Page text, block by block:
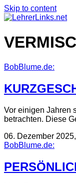
Skip to content
BobBlume.de:
Vor einigen Jahren
betrachten. Diese
06. Dezember
BobBlume.de: